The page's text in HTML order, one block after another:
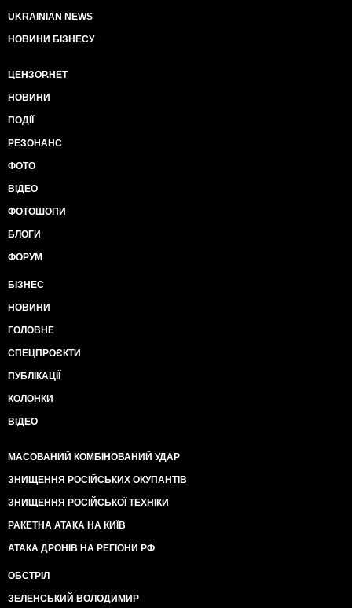
UKRAINIAN NEWS
НОВИНИ БІЗНЕСУ
ЦЕНЗОР.НЕТ
НОВИНИ
ПОДІЇ
РЕЗОНАНС
ФОТО
ВІДЕО
ФОТОШОПИ
БЛОГИ
ФОРУМ
БІЗНЕС
НОВИНИ
ГОЛОВНЕ
СПЕЦПРОЄКТИ
ПУБЛІКАЦІЇ
КОЛОНКИ
ВІДЕО
МАСОВАНИЙ КОМБІНОВАНИЙ УДАР
ЗНИЩЕННЯ РОСІЙСЬКИХ ОКУПАНТІВ
ЗНИЩЕННЯ РОСІЙСЬКОЇ ТЕХНІКИ
РАКЕТНА АТАКА НА КИЇВ
АТАКА ДРОНІВ НА РЕГІОНИ РФ
ОБСТРІЛ
ЗЕЛЕНСЬКИЙ ВОЛОДИМИР